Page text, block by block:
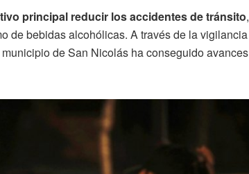
principal reducir los accidentes de tránsito,
de bebidas alcohólicas. A través de la vigilancia
de San Nicolás ha conseguido avances